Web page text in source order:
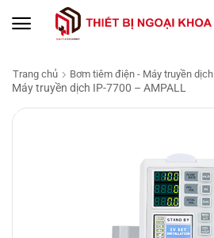
Trang chủ Bơm tiêm điện - Máy truyền dịch
Máy truyền dịch IP-7700 – AMPALL